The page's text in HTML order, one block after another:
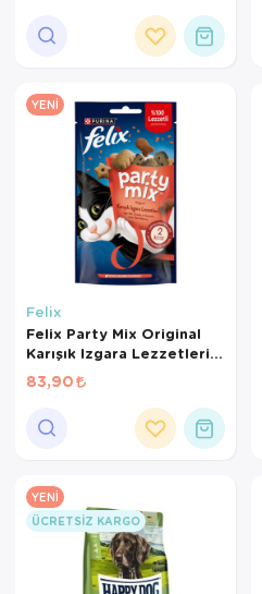
YENI
Felix
Felix Party Mix Original
Karışık Izgara Lezzetleri
Kedi Ödül Maması 60 Gr
83,90
YENI
ÜCRETSIZ KARGO